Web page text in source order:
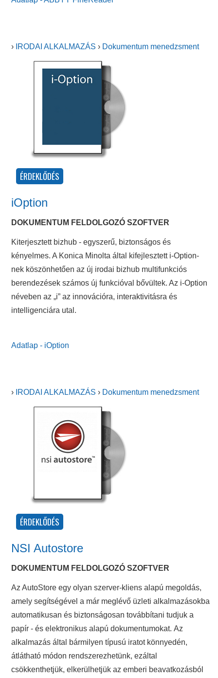
› IRODAI ALKALMAZÁS › Dokumentum menedzsment
iOption
DOKUMENTUM FELDOLGOZÓ SZOFTVER
Kiterjesztett bizhub - egyszerű, biztonságos és
kényelmes. A Konica Minolta által kifejlesztett i-Option-
nek köszönhetően az új irodai bizhub multifunkciós
berendezések számos új funkcióval bővültek. Az i-Option
néveben az „i” az innovációra, interaktivitásra és
intelligenciára utal.
Adatlap - iOption
› IRODAI ALKALMAZÁS › Dokumentum menedzsment
NSI Autostore
DOKUMENTUM FELDOLGOZÓ SZOFTVER
Az AutoStore egy olyan szerver-kliens alapú megoldás,
amely segítségével a már meglévő üzleti alkalmazásokba
automatikusan és biztonságosan továbbítani tudjuk a
papír - és elektronikus alapú dokumentumokat. Az
alkalmazás által bármilyen típusú iratot könnyedén,
átlátható módon rendszerezhetünk, ezáltal
csökkenthetjük, elkerülhetjük az emberi beavatkozásból